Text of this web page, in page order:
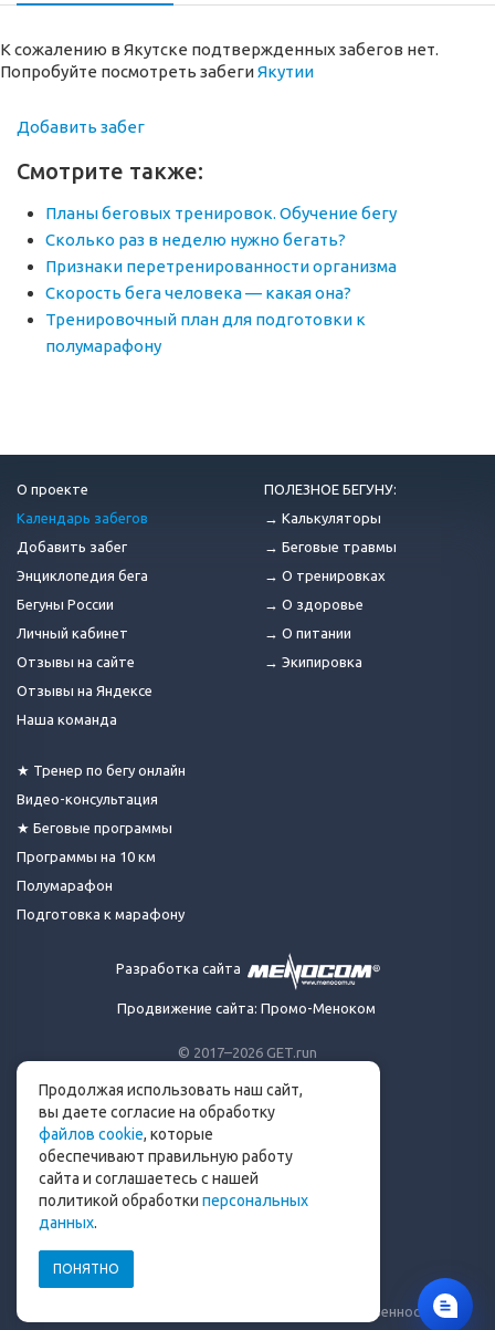
К сожалению в Якутске подтвержденных забегов нет.
Попробуйте посмотреть забегиЯкутии
Добавить забег
Смотрите также:
Планы беговых тренировок. Обучение бегу
Сколько раз в неделю нужно бегать?
Признаки перетренированности организма
Скорость бега человека — какая она?
Тренировочный план для подготовки к
полумарафону
© 2017–2026 GET.run
Сделано с ❤ бегунами
для бегунов
Телеграм-канал Get.run
Беговой чат в Телеграм
info@get.run
Уведомление о рисках и ограничение ответственности
О проекте
Календарь забегов
Добавить забег
Энциклопедия бега
Бегуны России
Личный кабинет
Отзывы на сайте
Отзывы на Яндексе
Наша команда
★ Тренер по бегу онлайн
Видео-консультация
★ Беговые программы
Программы на 10 км
Полумарафон
Подготовка к марафону
ПОЛЕЗНОЕ БЕГУНУ:
→ Калькуляторы
→ Беговые травмы
→ О тренировках
→ О здоровье
→ О питании
→ Экипировка
Разработка сайта
Продвижение сайта: Промо-Меноком
Продолжая использовать наш сайт,
вы даете согласие на обработку
файлов cookie, которые
обеспечивают правильную работу
сайта и соглашаетесь с нашей
политикой обработки персональных
данных.
ПОНЯТНО